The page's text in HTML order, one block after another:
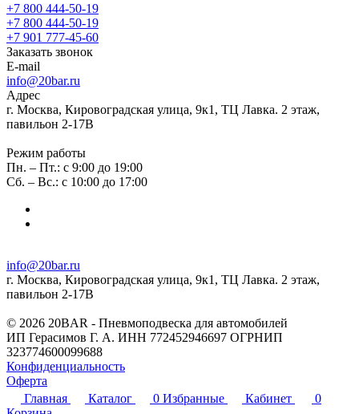
+7 800 444-50-19
+7 800 444-50-19
+7 901 777-45-60
Заказать звонок
E-mail
info@20bar.ru
Адрес
г. Москва, Кировоградская улица, 9к1, ТЦ Лавка. 2 этаж,
павильон 2-17В
Режим работы
Пн. – Пт.: с 9:00 до 19:00
Сб. – Вс.: с 10:00 до 17:00
info@20bar.ru
г. Москва, Кировоградская улица, 9к1, ТЦ Лавка. 2 этаж,
павильон 2-17В
© 2026 20BAR - Пневмоподвеска для автомобилей
ИП Герасимов Г. А. ИНН 772452946697 ОГРНИП
323774600099688
Конфиденциальность
Оферта
Главная
Каталог 0 Избранные Кабинет
0